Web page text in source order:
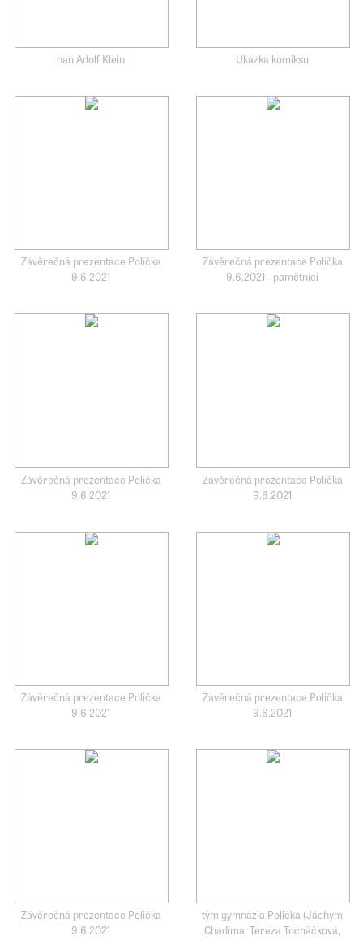
pan Adolf Klein Ukázka komiksu
Závěrečná prezentace Polička
9.6.2021
Závěrečná prezentace Polička
9.6.2021 - pamětníci
Závěrečná prezentace Polička
9.6.2021
Závěrečná prezentace Polička
9.6.2021
Závěrečná prezentace Polička
9.6.2021
Závěrečná prezentace Polička
9.6.2021
Závěrečná prezentace Polička
9.6.2021
tým gymnázia Polička (Jáchym
Chadima, Tereza Tocháčková,